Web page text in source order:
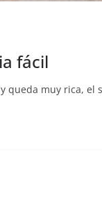
fácil
queda muy rica, el